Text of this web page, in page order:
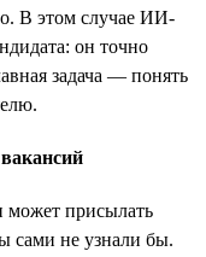
В этом случае ИИ-
он точно
задача — понять
присылать
сами не узнали бы.